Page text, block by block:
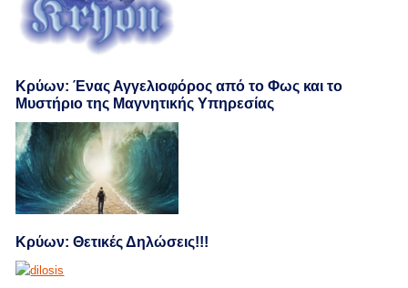
Κρύων: Ένας Αγγελιοφόρος από το Φως και το
Μυστήριο της Μαγνητικής Υπηρεσίας
Κρύων: Θετικές Δηλώσεις!!!